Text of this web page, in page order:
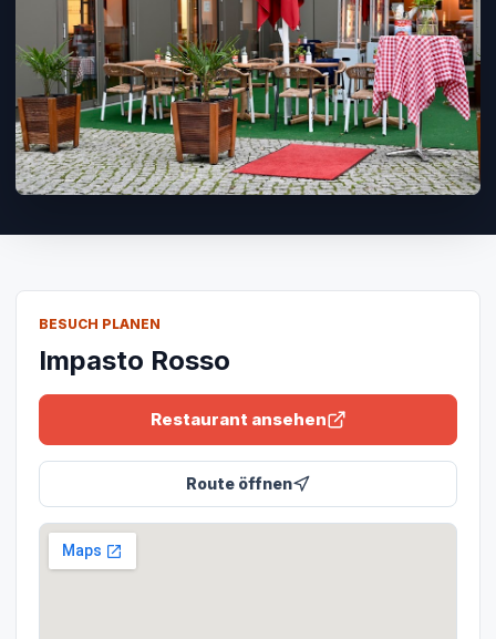
BESUCH PLANEN
Impasto Rosso
Restaurant ansehen
Route öffnen